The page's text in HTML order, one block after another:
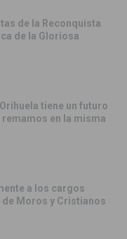
de la Reconquista
de la Gloriosa
tiene un futuro
en la misma
a los cargos
Moros y Cristianos